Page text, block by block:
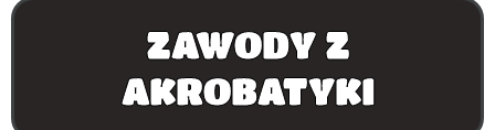
ZAWODY Z
AKROBATYKI